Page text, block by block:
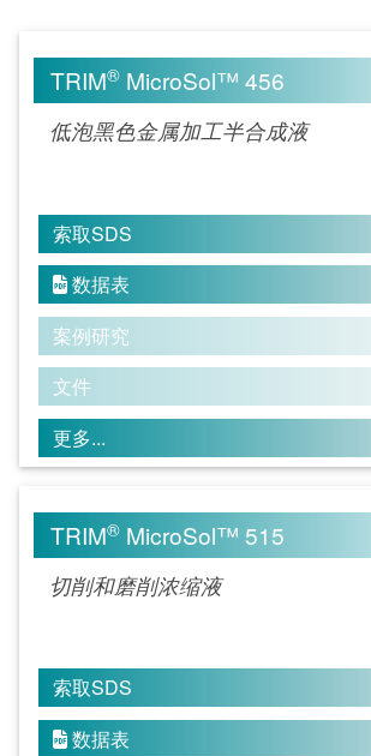
TRIM® MicroSol™ 456
低泡黑色金属加工半合成液
索取SDS
 数据表
案例研究
文件
更多...
TRIM® MicroSol™ 515
切削和磨削浓缩液
索取SDS
 数据表